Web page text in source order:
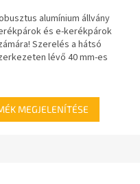
alumínium állvány
és e-kerékpárok
Szerelés a hátsó
lévő 40 mm-es
MEGJELENÍTÉSE